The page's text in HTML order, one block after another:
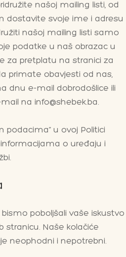
našoj mailing listi, od
dostavite svoje ime i adresu
našoj mailing listi samo
podatke u naš obrazac u
za pretplatu na stranici za
primate obavjesti od nas,
dnu e-mail dobrodošlice ili
na info@shebek.ba.
podacima” u ovoj Politici
o uređaju i
poboljšali vaše iskustvo
stranicu. Naše kolačiće
neophodni i nepotrebni.